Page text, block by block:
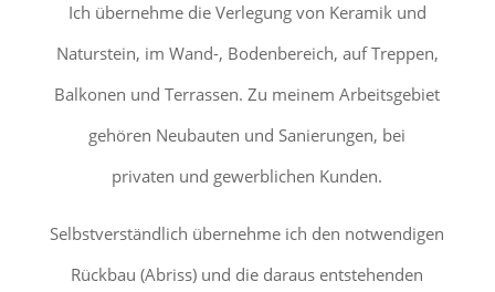
Ich übernehme die Verlegung von Keramik und
Naturstein, im Wand-, Bodenbereich, auf Treppen,
Balkonen und Terrassen. Zu meinem Arbeitsgebiet
gehören Neubauten und Sanierungen, bei
privaten und gewerblichen Kunden.
Selbstverständlich übernehme ich den notwendigen
Rückbau (Abriss) und die daraus entstehenden